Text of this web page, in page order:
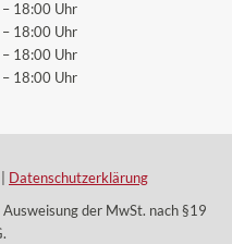
18:00 Uhr
18:00 Uhr
18:00 Uhr
18:00 Uhr
Datenschutzerklärung
der MwSt. nach §19